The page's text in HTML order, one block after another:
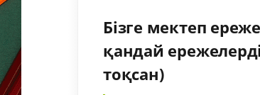
Бізге мектеп
қандай
тоқсан)